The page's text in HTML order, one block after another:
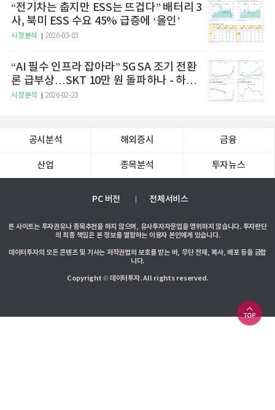
“전기차는 춥지만 ESS는 뜨겁다” 배터리 3
사, 북미 ESS 수요 45% 급증에 ‘올인’
시장분석 2026-03-03
“AI 필수 인프라 잡아라” 5G SA 조기 전환
론 급부상…SKT 10만 원 돌파하나 - 하나
증권
시장분석 2026-02-23
공시분석 해외증시 금융
산업 종목분석 투자뉴스
PC 버전 전체서비스
본 사이트는 투자권유나 종목추천을 하지 않으며, 유사투자자문업을 영위하지 않습니다. 투자판단
의 최종 책임은 본 정보를 열람하는 이용자 본인에게 있습니다.
데이터투자의 모든 콘텐츠 및 기사는 저작권법의 보호를 받는 바, 무단 전재, 복사, 배포 등을 금합
니다.
Copyright © 데이터투자. All rights reserved.